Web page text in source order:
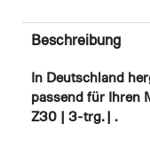
Beschreibung
In Deutschland
passend für Ihren
Z30 | 3-trg. | .